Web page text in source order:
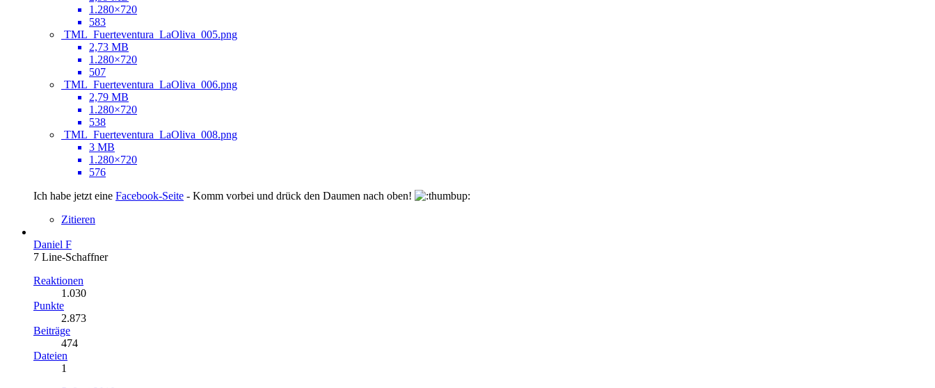
1.280×720
583
TML_Fuerteventura_LaOliva_005.png
2,73 MB
1.280×720
507
TML_Fuerteventura_LaOliva_006.png
2,79 MB
1.280×720
538
TML_Fuerteventura_LaOliva_008.png
3 MB
1.280×720
576
Ich habe jetzt eine Facebook-Seite - Komm vorbei und drück den Daumen nach oben!
Zitieren
Daniel F
7 Line-Schaffner
Reaktionen
1.030
Punkte
2.873
Beiträge
474
Dateien
1